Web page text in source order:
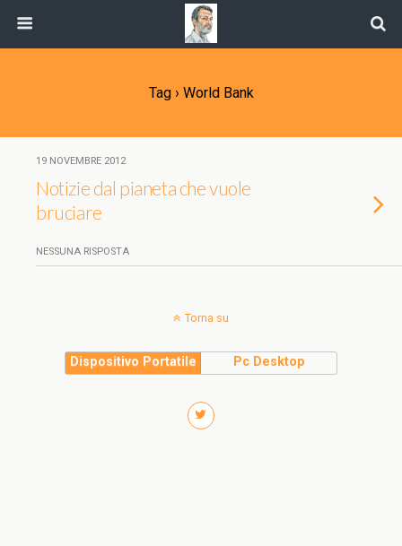
Tag › World Bank
19 NOVEMBRE 2012
Notizie dal pianeta che vuole
bruciare
NESSUNA RISPOSTA
Torna su
Dispositivo Portatile Pc Desktop